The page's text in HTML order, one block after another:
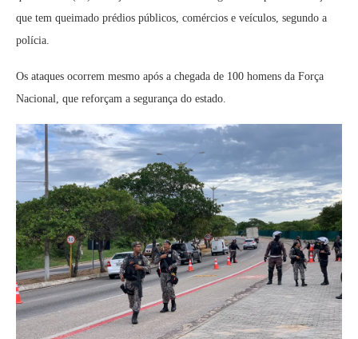
que tem queimado prédios públicos, comércios e veículos, segundo a
polícia.
Os ataques ocorrem mesmo após a chegada de 100 homens da Força
Nacional, que reforçam a segurança do estado.